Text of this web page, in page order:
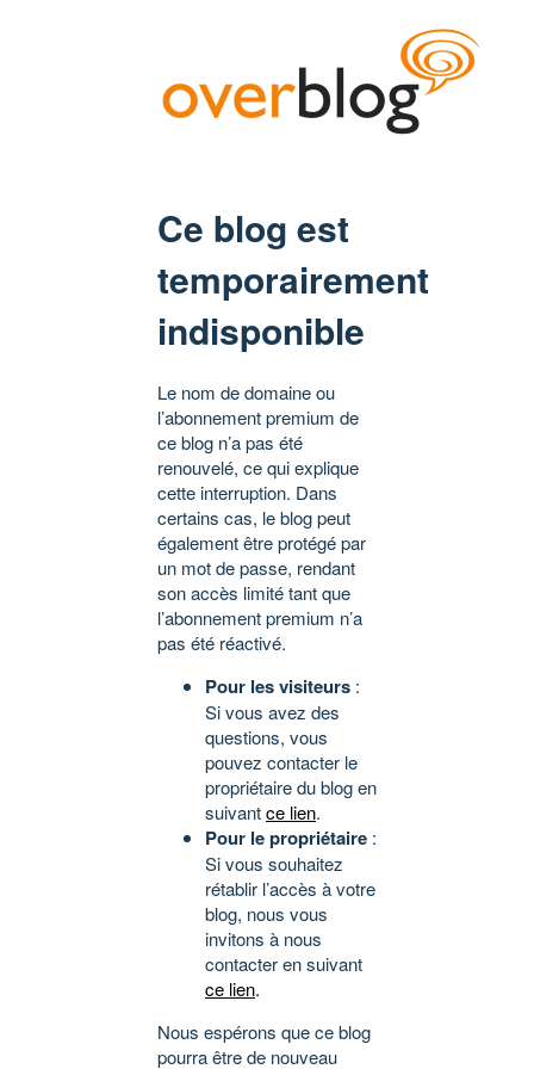
Ce blog est
temporairement
indisponible
Le nom de domaine ou
l’abonnement premium de
ce blog n’a pas été
renouvelé, ce qui explique
cette interruption. Dans
certains cas, le blog peut
également être protégé par
un mot de passe, rendant
son accès limité tant que
l’abonnement premium n’a
pas été réactivé.
Pour les visiteurs :
Si vous avez des
questions, vous
pouvez contacter le
propriétaire du blog en
suivantce lien.
Pour le propriétaire :
Si vous souhaitez
rétablir l’accès à votre
blog, nous vous
invitons à nous
contacter en suivant
ce lien.
Nous espérons que ce blog
pourra être de nouveau